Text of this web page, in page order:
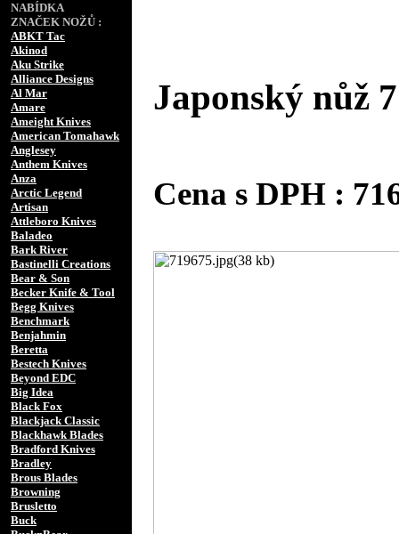
NABÍDKA
ZNAČEK NOŽŮ :
ABKT Tac
Akinod
Aku Strike
Alliance Designs
Al Mar
Amare
Ameight Knives
American Tomahawk
Anglesey
Anthem Knives
Anza
Arctic Legend
Artisan
Attleboro Knives
Baladeo
Bark River
Bastinelli Creations
Bear & Son
Becker Knife & Tool
Begg Knives
Benchmark
Benjahmin
Beretta
Bestech Knives
Beyond EDC
Big Idea
Black Fox
Blackjack Classic
Blackhawk Blades
Bradford Knives
Bradley
Brous Blades
Browning
Brusletto
Buck
Japonský nůž
Cena s DPH :